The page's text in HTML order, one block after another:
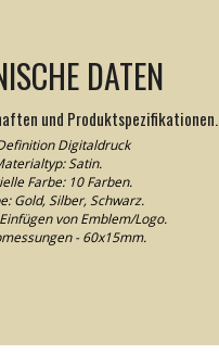
DATEN
und Produktspezifikationen.
Digitaldruck
Satin.
Farbe: 10 Farben.
Gold, Silber, Schwarz.
von Emblem/Logo.
- 60x15mm.